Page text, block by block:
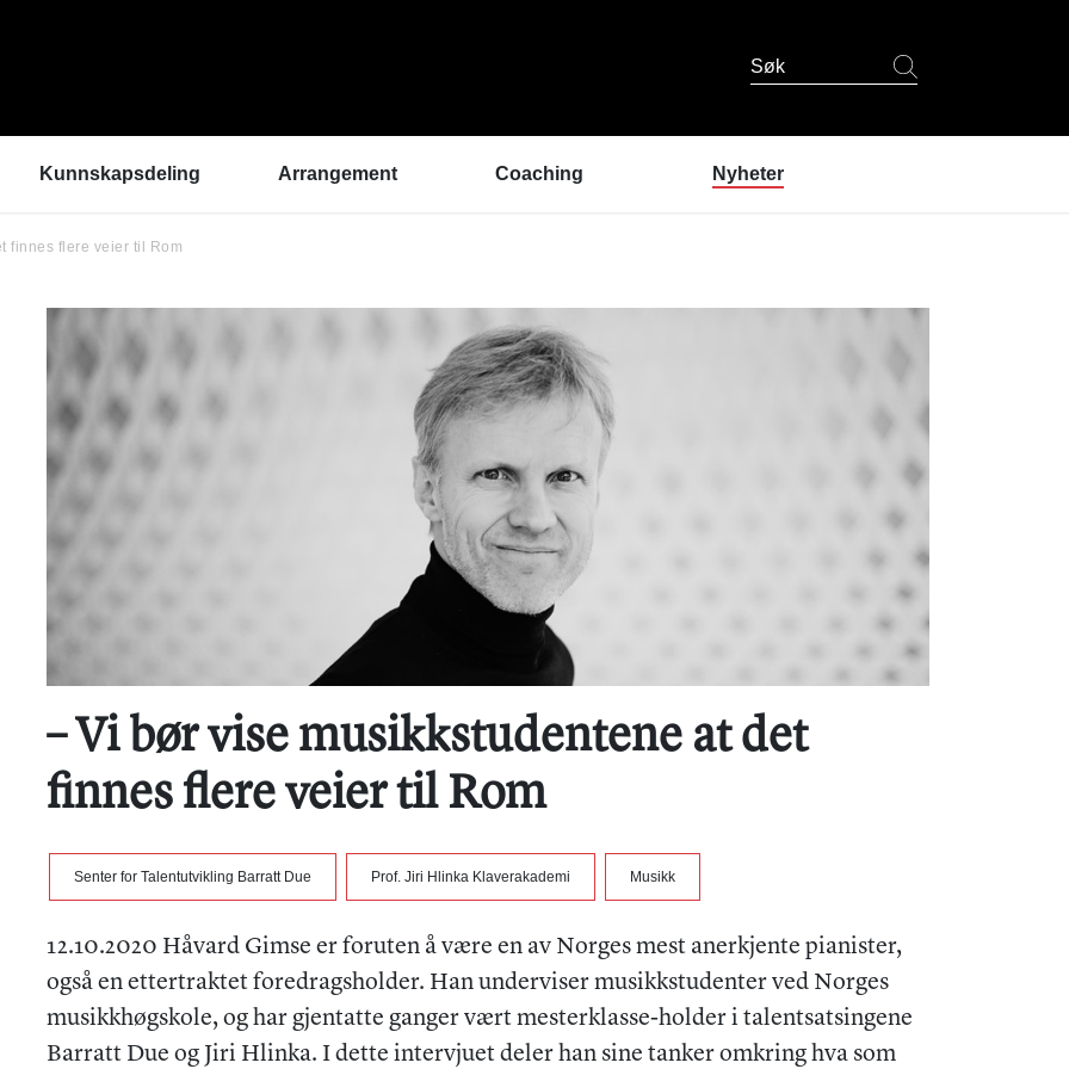
Søk
Kunnskapsdeling
Kunnskapsbank
Se en gang til - bedre
for bærekraftige
prestasjonsmiljøer
Podkast
Helsetilbudet
Sammen om like muligheter
Arrangement Coaching
Hvem er coachene?
Vil du prøve coaching? /
Påmelding
Nyheter
finnes flere veier til Rom
– Vi bør vise musikkstudentene at det
finnes flere veier til Rom
Senter for Talentutvikling Barratt Due Prof. Jiri Hlinka Klaverakademi Musikk
12.10.2020 Håvard Gimse er foruten å være en av Norges mest anerkjente pianister,
også en ettertraktet foredragsholder. Han underviser musikkstudenter ved Norges
musikkhøgskole, og har gjentatte ganger vært mesterklasse-holder i talentsatsingene
Barratt Due og Jiri Hlinka. I dette intervjuet deler han sine tanker omkring hva som